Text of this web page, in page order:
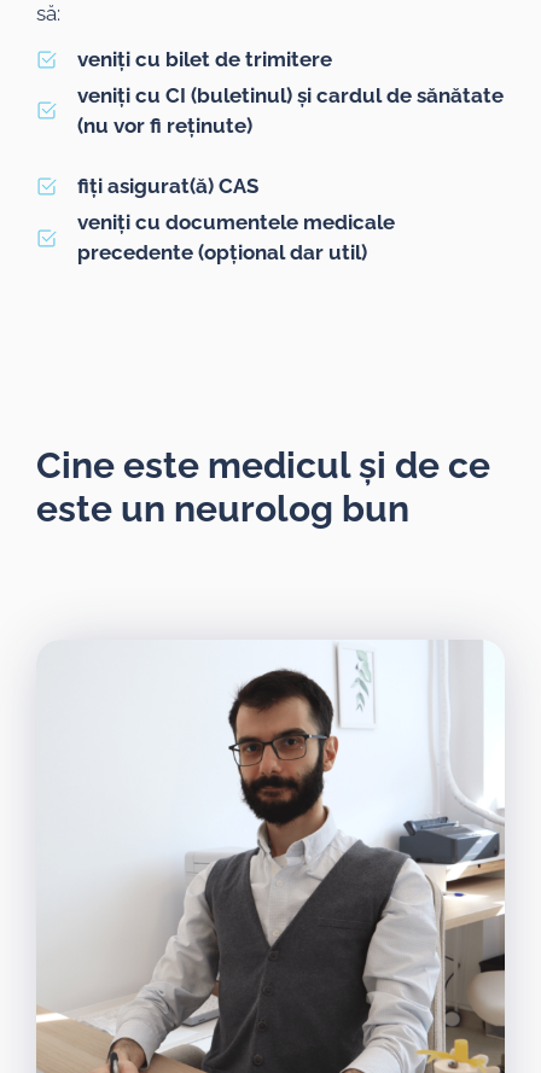
să:
veniți cu bilet de trimitere
veniți cu CI (buletinul) și cardul de sănătate
(nu vor fi reținute)
fiți asigurat(ă) CAS
veniți cu documentele medicale
precedente (opțional dar util)
Cine este medicul și de ce
este un neurolog bun